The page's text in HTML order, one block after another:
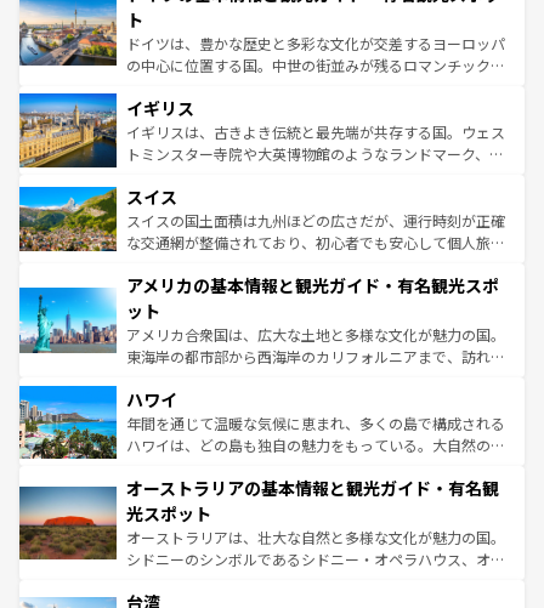
ンテンツ一覧 を参照してほしい。
聖堂、美しいビーチ、そして豊かな自然が、訪れる者を心
から魅了する。また、フランスは美食の国としても知ら
れ、フランス料理はユネスコ無形文化遺産にも登録されて
香り高いラベンダー畑など、多彩な楽しみ方が可能だ。さ
らに、パリ以外の地域にも魅力が溢れており、どの街角に
も豊かな歴史と文化が息づいている。パリ以外の個性あふ
を参照してほしい。
ト
ドイツは、豊かな歴史と多彩な文化が交差するヨーロッパ
の中心に位置する国。中世の街並みが残るロマンチック街
顔を持つこの国は、どこを歩いても飽きることがない。ベ
ルリンの文化的活気、バイエルン州のアルプスの絶景、そ
してライン川沿いのワイン畑といった風景は必見。ビール
は、お酒好きな人にはぜひ体験してほしい。 なお、新着の
ドイツ情報はコンテンツ一覧を参照してほしい。
イギリス
イギリスは、古きよき伝統と最先端が共存する国。ウェス
トミンスター寺院や大英博物館のようなランドマーク、歴
リアごとに異なる魅力がある。また、優雅なアフタヌーン
ティー、ビール好きにはたまらない英国パブ、サッカー観
戦など、本場だからこそできる体験も豊富。イギリスを旅
ンツ一覧を参照してほしい。
スイス
スイスの国土面積は九州ほどの広さだが、運行時刻が正確
な交通網が整備されており、初心者でも安心して個人旅行
の建物がそのまま残る町や、スイスならではのユニークな
博物館もあり、アルプス観光だけでなく町歩きも満喫する
ことができる。国民の所得が高いため物価も高いが、旅行
者向けの交通パス提供のサービスもあり、うまく活用すれ
着のスイス情報は
アメリカの基本情報と観光ガイド・有名観光スポ
ット
アメリカ合衆国は、広大な土地と多様な文化が魅力の国。
東海岸の都市部から西海岸のカリフォルニアまで、訪れる
のような巨大都市は、観光、ショッピング、エンターテイ
ンメントが詰まった刺激的なスポットだ。一方、アメリカ
西部には大自然が広がり、グランドキャニオンやイエロー
部のニューオーリンズでは、音楽と美食が融合した独特の
文化が魅力。旅行者はアメリカの各地域で異なる魅力を楽
しみながら、その多様性と豊かな歴史を感じることができ
るだろう。車でのロードトリップや列車の旅も、アメリカ
情報は
ハワイ
年間を通じて温暖な気候に恵まれ、多くの島で構成される
ハワイは、どの島も独自の魅力をもっている。大自然の神
ワイ島は見逃せない。また、定番の観光地といえばオアフ
島だが、静かな自然を求めるならマウイ島やカウアイ島が
おすすめ。エメラルドグリーンに輝く海をはじめ、豊かな
文化や歴史が息づいている。「アロハスピリット」と呼ば
人々、おいしいローカルフードやハワイアンミュージッ
オーストラリアの基本情報と観光ガイド・有名観
光スポット
オーストラリアは、壮大な自然と多様な文化が魅力の国。
シドニーのシンボルであるシドニー・オペラハウス、オー
リアリーフや大陸中央部にそびえるウルル（エアーズロッ
台湾